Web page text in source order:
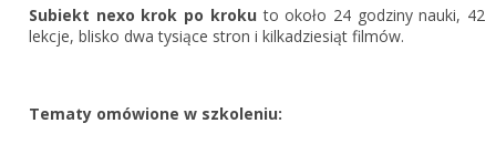
Subiekt nexo krok po kroku to około 24 godziny nauki, 42
lekcje, blisko dwa tysiące stron i kilkadziesiąt filmów.
Tematy omówione w szkoleniu: